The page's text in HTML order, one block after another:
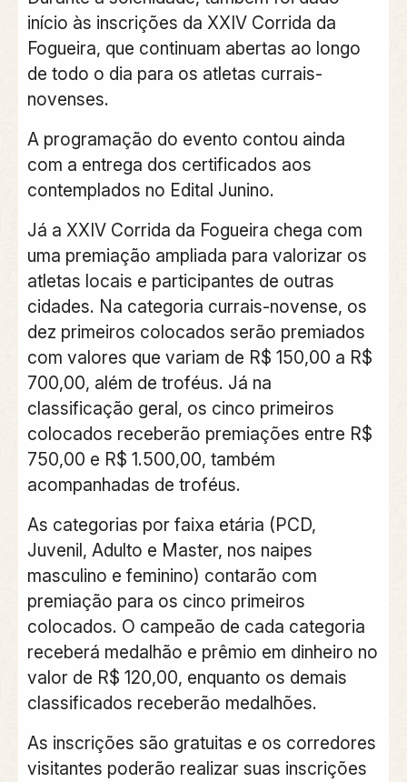
início às inscrições da XXIV Corrida da
Fogueira, que continuam abertas ao longo
de todo o dia para os atletas currais-
novenses.
A programação do evento contou ainda
com a entrega dos certificados aos
contemplados no Edital Junino.
Já a XXIV Corrida da Fogueira chega com
uma premiação ampliada para valorizar os
atletas locais e participantes de outras
cidades. Na categoria currais-novense, os
dez primeiros colocados serão premiados
com valores que variam de R$ 150,00 a R$
700,00, além de troféus. Já na
classificação geral, os cinco primeiros
colocados receberão premiações entre R$
750,00 e R$ 1.500,00, também
acompanhadas de troféus.
As categorias por faixa etária (PCD,
Juvenil, Adulto e Master, nos naipes
masculino e feminino) contarão com
premiação para os cinco primeiros
colocados. O campeão de cada categoria
receberá medalhão e prêmio em dinheiro no
valor de R$ 120,00, enquanto os demais
classificados receberão medalhões.
As inscrições são gratuitas e os corredores
visitantes poderão realizar suas inscrições